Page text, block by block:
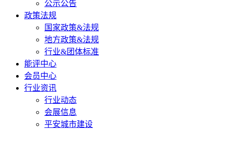
公示公告
政策法规
国家政策&法规
地方政策&法规
行业&团体标准
能评中心
会员中心
行业资讯
行业动态
会展信息
平安城市建设